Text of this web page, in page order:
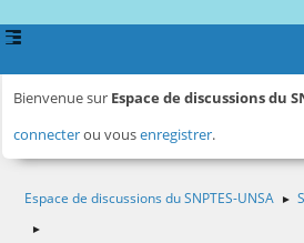
Bienvenue sur Espace de discussions du
connecterou vousenregistrer.
Espace de discussions du SNPTES-UNSA ►
►